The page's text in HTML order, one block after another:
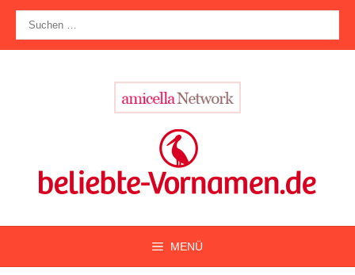
Zum
Inhalt
springen
nach:
MENÜ